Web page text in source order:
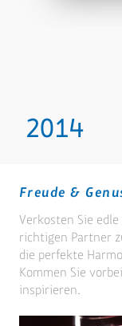
2014
Freude &
Verkosten Sie
richtigen Partner
die perfekte
Kommen Sie
inspirieren.